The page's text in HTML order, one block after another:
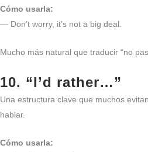
Cómo usarla:
— Don’t worry, it’s not a big deal.
Mucho más natural que traducir “no
10. “I’d rather…”
Una estructura clave que muchos
hablar.
Cómo usarla: